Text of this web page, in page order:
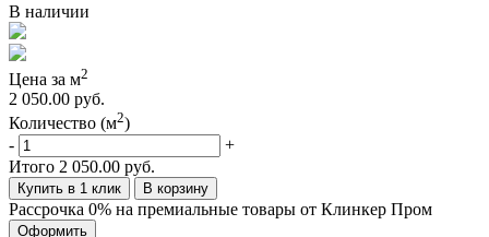
В наличии
Цена за м2
2 050.00 руб.
Количество (м2)
-
+
Итого 2 050.00 руб.
Купить в 1 клик В корзину
Рассрочка 0% на премиальные товары от Клинкер Пром
Оформить